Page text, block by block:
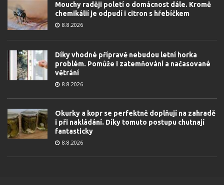
Mouchy raději poletí o domácnost dále. Kromě
chemikálií je odpudí i citron s hřebíčkem
8.8.2026
Díky vhodné přípravě nebudou letní horka
problém. Pomůže i zatemňování a načasované
větrání
8.8.2026
Okurky a kopr se perfektně doplňují na zahradě
i při nakládání. Díky tomuto postupu chutnají
fantasticky
8.8.2026